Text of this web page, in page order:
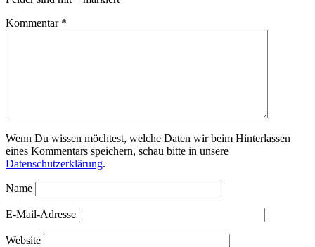
Kommentar *
Wenn Du wissen möchtest, welche Daten wir beim Hinterlassen
eines Kommentars speichern, schau bitte in unsere
Datenschutzerklärung.
Name
E-Mail-Adresse
Website